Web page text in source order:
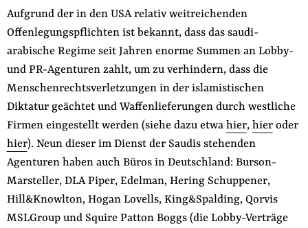
Aufgrund der in den USA relativ weitreichenden
Offenlegungspflichten ist bekannt, dass das saudi-
arabische Regime seit Jahren enorme Summen an Lobby-
und PR-Agenturen zahlt, um zu verhindern, dass die
Menschenrechtsverletzungen in der islamistischen
Diktatur geächtet und Waffenlieferungen durch westliche
Firmen eingestellt werden (siehe dazu etwa hier, hieroder
hier). Neun dieser im Dienst der Saudis stehenden
Agenturen haben auch Büros in Deutschland: Burson-
Marsteller, DLA Piper, Edelman, Hering Schuppener,
Hill&Knowlton, Hogan Lovells, King&Spalding, Qorvis
MSLGroup und Squire Patton Boggs (die Lobby-Verträge